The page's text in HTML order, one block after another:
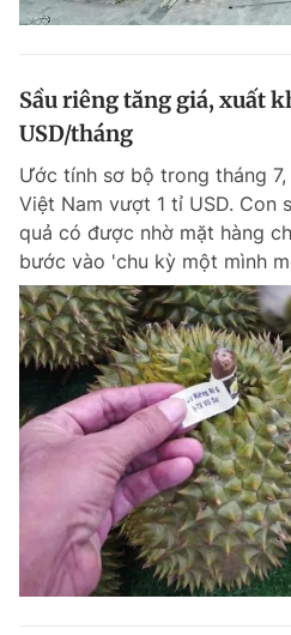
Tiện ích
Thông tin tòa soạn
Đọc Thanh Niên trên điện
Theo dõi báo trên
0906 645 777
Đặt báo Quảng cáo RSS
Sầu riêng tăng giá, xuất
USD/tháng
Ước tính sơ bộ trong tháng
Việt Nam vượt 1 tỉ USD. Con
quả có được nhờ mặt hàng
bước vào 'chu kỳ một mình